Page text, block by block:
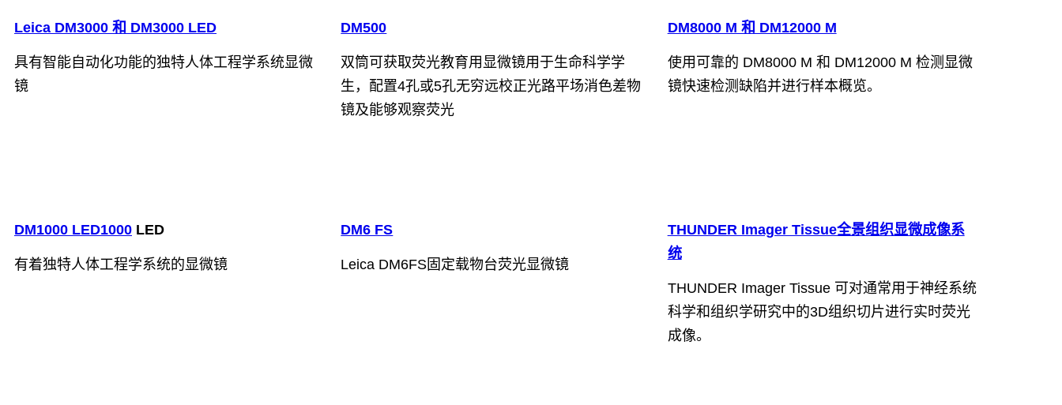
Leica DM3000 和 DM3000 LED
具有智能自动化功能的独特人体工程学系统显微
镜
DM500
双筒可获取荧光教育用显微镜用于生命科学学
生，配置4孔或5孔无穷远校正光路平场消色差物
镜及能够观察荧光
DM8000 M 和 DM12000 M
使用可靠的 DM8000 M 和 DM12000 M 检测显微
镜快速检测缺陷并进行样本概览。
DM1000 LED1000 LED
有着独特人体工程学系统的显微镜
DM6 FS
Leica DM6FS固定载物台荧光显微镜
THUNDER Imager Tissue全景组织显微成像系
统
THUNDER Imager Tissue 可对通常用于神经系统
科学和组织学研究中的3D组织切片进行实时荧光
成像。